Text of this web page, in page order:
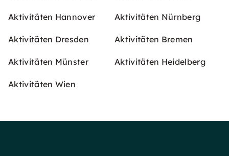
Aktivitäten Hannover Aktivitäten Nürnberg
Aktivitäten Dresden Aktivitäten Bremen
Aktivitäten Münster Aktivitäten Heidelberg
Aktivitäten Wien